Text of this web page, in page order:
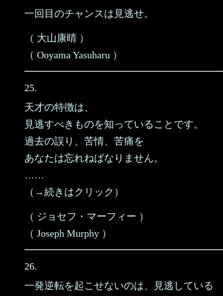
一回目のチャンスは見逃せ。
（ 大山康晴 ）
（ Ooyama Yasuharu ）
25.
天才の特徴は、
見逃すべきものを知っていることです。
過去の誤り、苦情、苦痛を
あなたは忘れねばなりません。
……
（→続きはクリック）
（ ジョセフ・マーフィー ）
（ Joseph Murphy ）
26.
一発逆転を起こせないのは、見逃している